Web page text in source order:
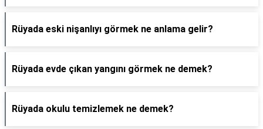
Rüyada eski nişanlıyı görmek ne anlama gelir?
Rüyada evde çıkan yangını görmek ne demek?
Rüyada okulu temizlemek ne demek?